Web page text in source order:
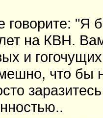
говорите: "Я
на КВН.
и
что бы